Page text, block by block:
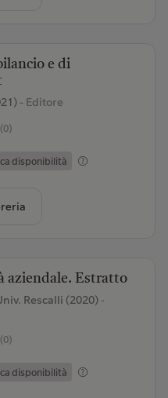
e di
- Editore
(0)
disponibilità
aziendale. Estratto
Rescalli (2020)-
(0)
disponibilità